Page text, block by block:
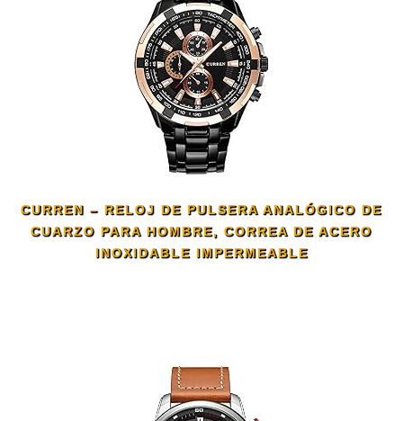
CURREN – RELOJ DE PULSERA ANALÓGICO DE
CUARZO PARA HOMBRE, CORREA DE ACERO
INOXIDABLE IMPERMEABLE